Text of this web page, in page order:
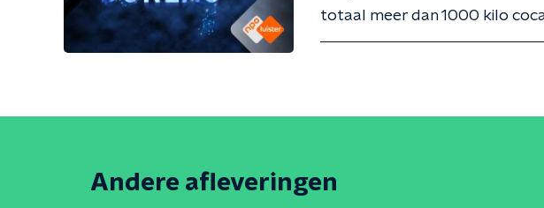
totaal meer dan 1000 kilo
Andere afleveringen